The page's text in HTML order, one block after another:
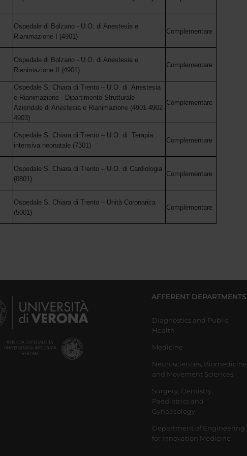
Ospedale di Bolzano - U.O. di Anestesia e
Rianimazione I (4901)
Complementare
Ospedale di Bolzano - U.O. di Anestesia e
Rianimazione II (4901)
Complementare
Ospedale S. Chiara di Trento – U.O. di Anestesia
e Rianimazione - Dipartimento Strutturale
Aziendale di Anestesia e Rianimazione (4901-4902-
4903)
Complementare
Ospedale S. Chiara di Trento – U.O. di Terapia
intensiva neonatale (7301)
Complementare
Ospedale S. Chiara di Trento – U.O. di Cardiologia
(0801)
Complementare
Ospedale S. Chiara di Trento – Unità Coronarica
(5001)
Complementare
AFFERENT DEPARTMENTS
Diagnostics and Public
Health
Medicine
Neurosciences, Biomedicine
and Movement Sciences
Surgery, Dentistry,
Paediatrics and
Gynaecology
Department of Engineering
for Innovation Medicine